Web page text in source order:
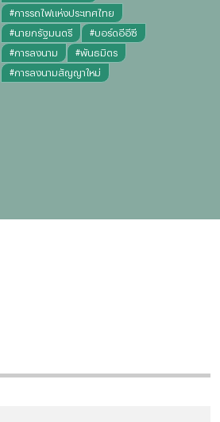
#การรถไฟแห่งประเทศไทย
#นายกรัฐมนตรี #บอร์ดอีอีซี
#การลงนาม #พันธมิตร
#การลงนามสัญญาใหม่